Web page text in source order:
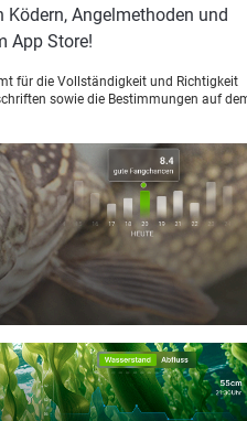
Ködern, Angelmethoden und
App Store!
für die Vollständigkeit und Richtigkeit
sowie die Bestimmungen auf